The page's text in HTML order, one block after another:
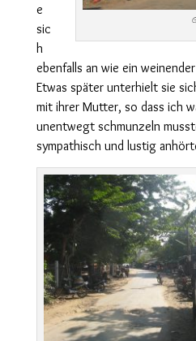
e
sic
h
ebenfalls an wie ein
Etwas später unterhielt sie
mit ihrer Mutter, so dass ich
unentwegt schmunzeln
sympathisch und lustig